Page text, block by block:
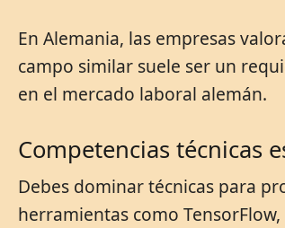
En Alemania, las empresas
campo similar suele ser un
en el mercado laboral alemán.
Competencias técnicas
Debes dominar técnicas para
herramientas como